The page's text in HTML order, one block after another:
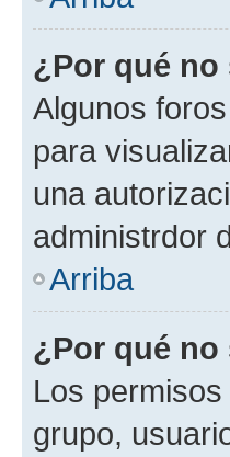
¿Por qué no
Algunos
para
una
administrdor
Arriba
¿Por qué
Los
grupo,